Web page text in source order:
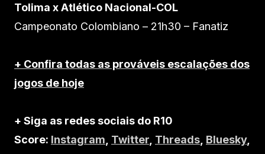
Tolima x Atlético Nacional-COL
Campeonato Colombiano – 21h30 – Fanatiz
+ Confira todas as prováveis escalações dos
jogos de hoje
+ Siga as redes sociais do R10
Score: Instagram Twitter Threads Bluesky,